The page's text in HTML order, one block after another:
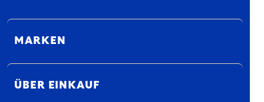
MARKEN
ÜBER EINKAUF